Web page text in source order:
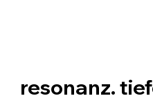
resonanz.